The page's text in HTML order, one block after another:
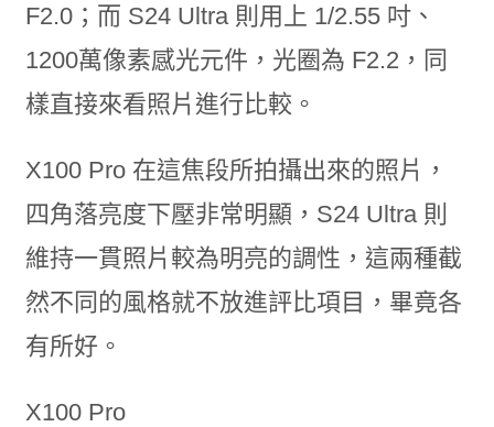
F2.0；而 S24 Ultra 則用上 1/2.55 吋、
1200萬像素感光元件，光圈為 F2.2，同
樣直接來看照片進行比較。
X100 Pro 在這焦段所拍攝出來的照片，
四角落亮度下壓非常明顯，S24 Ultra 則
維持一貫照片較為明亮的調性，這兩種截
然不同的風格就不放進評比項目，畢竟各
有所好。
X100 Pro